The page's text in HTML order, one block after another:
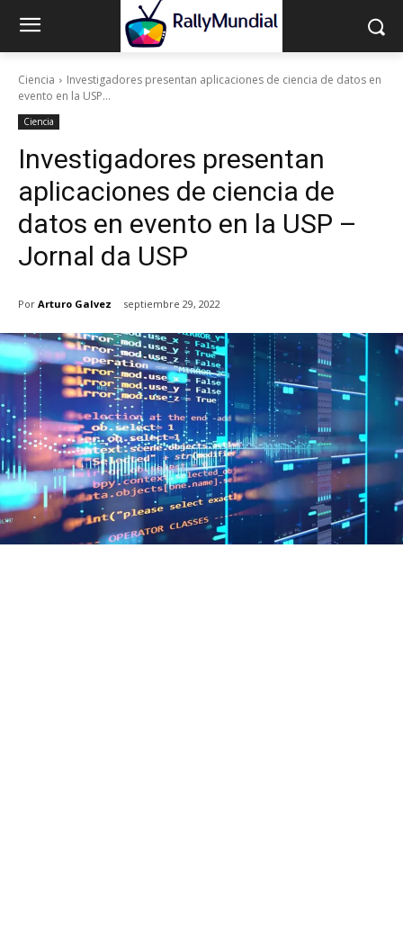
Ciencia
Investigadores presentan aplicaciones de ciencia de datos en
evento en la USP...
Ciencia
Investigadores presentan
aplicaciones de ciencia de
datos en evento en la USP –
Jornal da USP
Por Arturo Galvez septiembre 29, 2022